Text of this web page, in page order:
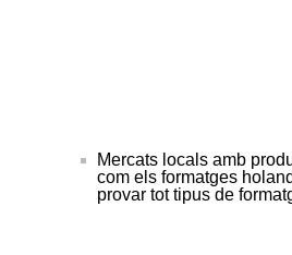
Mercats locals amb
com els formatges
provar tot tipus de